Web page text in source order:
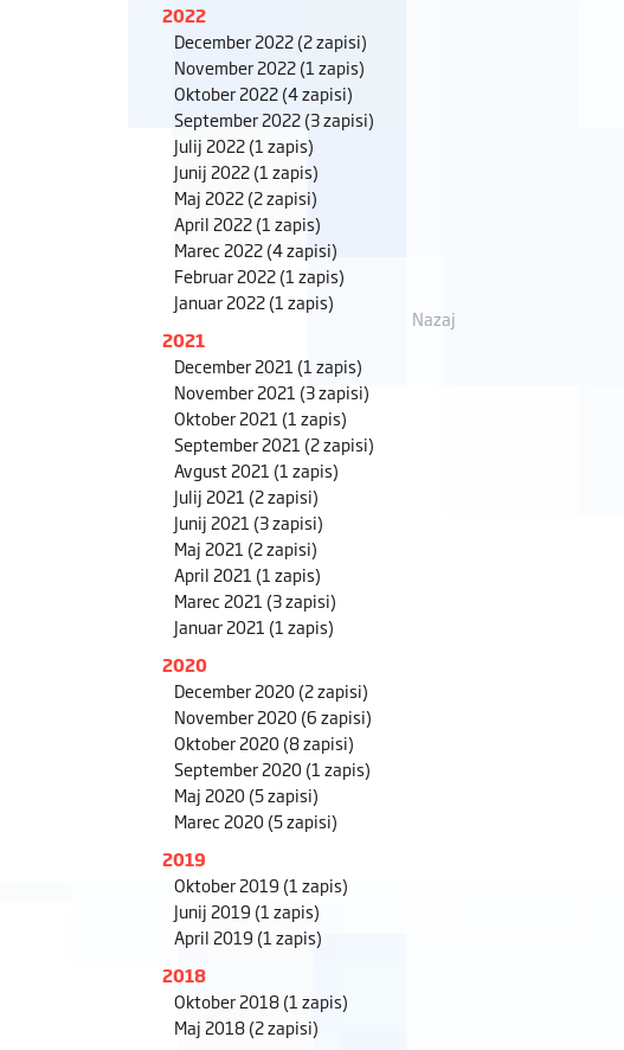
2022
December 2022(2 zapisi)
November 2022(1 zapis)
Oktober 2022(4 zapisi)
September 2022(3 zapisi)
Julij 2022(1 zapis)
Junij 2022(1 zapis)
Maj 2022(2 zapisi)
April 2022(1 zapis)
Marec 2022(4 zapisi)
Februar 2022(1 zapis)
Januar 2022(1 zapis)
2021
December 2021 (1 zapis)
November 2021 (3 zapisi)
Oktober 2021 (1 zapis)
September 2021 (2 zapisi)
Avgust 2021 (1 zapis)
Julij 2021 (2 zapisi)
Junij 2021 (3 zapisi)
Maj 2021 (2 zapisi)
April 2021 (1 zapis)
Marec 2021 (3 zapisi)
Januar 2021 (1 zapis)
2020
December 2020(2 zapisi)
November 2020(6 zapisi)
Oktober 2020(8 zapisi)
September 2020(1 zapis)
Maj 2020(5 zapisi)
Marec 2020(5 zapisi)
2019
Oktober 2019 (1 zapis)
Junij 2019 (1 zapis)
April 2019 (1 zapis)
2018
Oktober 2018(1 zapis)
Maj 2018(2 zapisi)
Nazaj